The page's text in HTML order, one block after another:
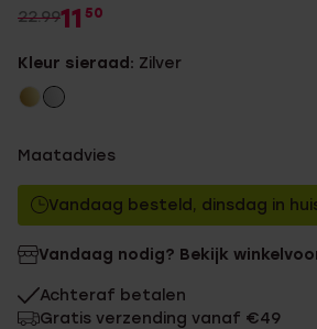
22.9911 50
Kleur sieraad: Zilver
Maatadvies
Vandaag besteld, dinsdag in
Vandaag nodig? Bekijk
Achteraf betalen
Gratis verzending vanaf €49